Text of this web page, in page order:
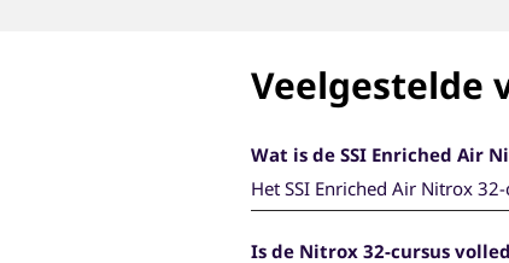
Veelgestelde
Wat is de SSI Enriched Air
Het SSI Enriched Air Nitrox
veilig willen duiken met
duiken met nitrox met een
Is de Nitrox 32-cursus